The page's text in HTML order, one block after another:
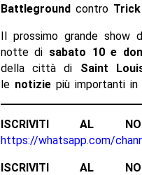
Battlegroundcontro
Il prossimo grande show
notte di sabato 10 e
della città di Saint
le notiziepiù importanti in
ISCRIVITI AL
https://whatsapp.com/
ISCRIVITI AL